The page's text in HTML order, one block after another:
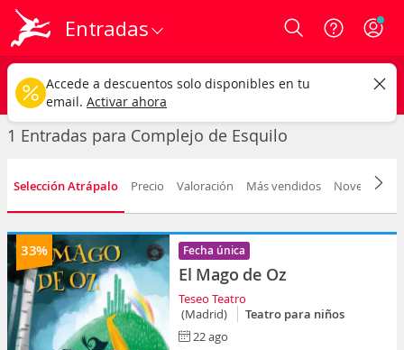
Entradas Login
Complejo de Esquilo
Cualquier tipo Cualquier fecha
CAMBIAR
1 Entradas para Complejo de Esquilo
Selección Atrápalo Precio Valoración Más vendidos Novedad
33% Fecha única
El Mago de Oz
Teseo Teatro
(Madrid)
Teatro para niños
22 ago
Accede a descuentos solo disponibles en tu
email. Activar ahora